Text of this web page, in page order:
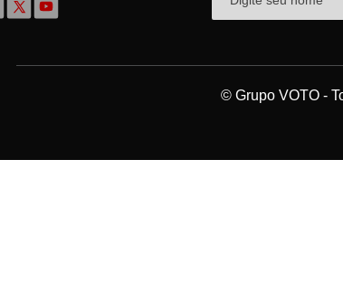
© Grupo VOTO -